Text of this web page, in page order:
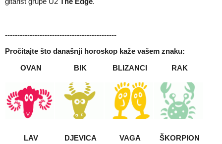
---------------------------------------------
Pročitajte što današnji horoskop kaže vašem znaku:
OVAN
BIK BLIZANCI RAK
LAV DJEVICA VAGA ŠKORPION